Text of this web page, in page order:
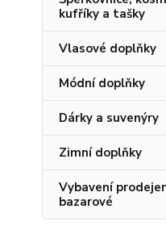
kufříky a tašky
Vlasové doplňky
Módní doplňky
Dárky a suvenýry
Zimní doplňky
Vybavení
bazarové